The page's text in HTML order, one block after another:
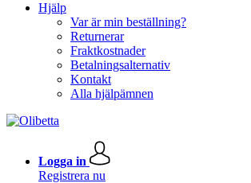
Hjälp
Var är min beställning?
Returnerar
Fraktkostnader
Betalningsalternativ
Kontakt
Alla hjälpämnen
Logga in
Registrera nu